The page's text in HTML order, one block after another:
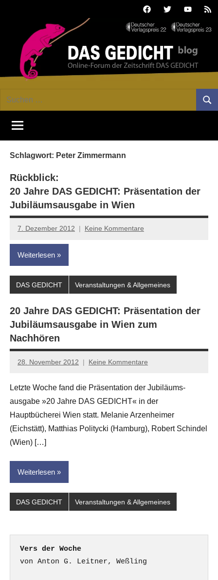
FacebookTwitterYoutube
GEDICHT
blog
Forum
von
DAS
Essay
und
Kritik
Suchen
Schlagwort: Peter Zimmermann
Rückblick:
20 Jahre DAS GEDICHT: Präsentation der
Jubiläums­ausgabe in Wien
7. Dezember 2012
Anton
G.
Leitner
Keine Kommentare
Weiterlesen
DAS GEDICHT Veranstaltungen & Allgemeines
20 Jahre DAS GEDICHT: Präsentation der
Jubiläums­ausgabe in Wien zum
Nachhören
28. November 2012
Anton
Leitner
Keine Kommentare
Letzte Woche fand die Präsen­tation der Jubiläums­
ausgabe »20 Jahre DAS GEDICHT« in der
Hauptbücherei Wien statt. Melanie Arzenheimer
(Eichstätt), Matthias Politycki (Hamburg), Robert Schindel
(Wien) […]
Weiterlesen
DAS GEDICHT Veranstaltungen & Allgemeines
Vers der Woche